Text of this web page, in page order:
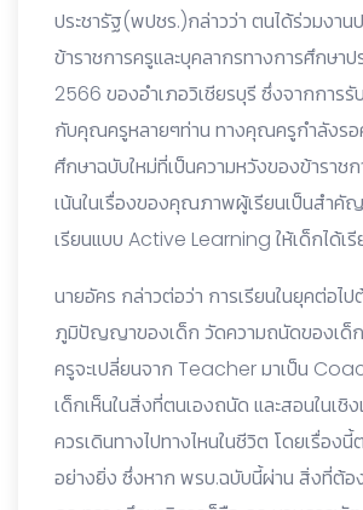
ประชารัฐ(พปชร.)กล่าวว่า ตนได้ร่วมงา
ข้าราชการครูและบุคลากรทางการศึกษาป
2566 ของอำเภอวิเชียรบุรี ซึ่งจากการ
กับคุณครูหลายๆท่าน ทางคุณครูกำลังรอ
ศึกษาฉบับใหม่ที่เป็นความหวังของข้าราชก
เน้นในเรื่องของคุณภาพผู้เรียนเป็นสำคั
เรียนแบบ Active Learning ให้เด็กได้เ
นายอัคร กล่าวต่อว่า การเรียนในยุคต่อไ
ภูมิปัญญาของเด็ก วัดความถนัดของเด็
ครูจะเปลี่ยนจาก Teacher มาเป็น
เด็กเห็นในสิ่งที่ตนเองถนัด และสอนในเชิ
ควรเดินทางไปทางไหนในชีวิต โดยเรื่องนี้
อย่างยิ่ง ซึ่งหาก พรบ.ฉบับนี้ผ่าน สิ่งที่ต้อ